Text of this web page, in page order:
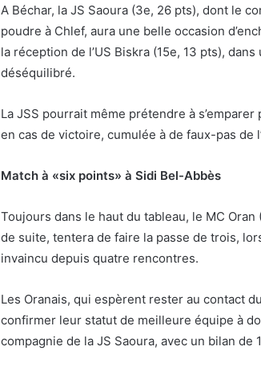
A Béchar, la JS Saoura (3e, 26 pts), dont le
poudre à Chlef, aura une belle occasion
la réception de l’US Biskra (15e, 13 pts),
déséquilibré.
La JSS pourrait même prétendre à
en cas de victoire, cumulée à de faux-pas de
Match à «six points» à Sidi Bel-Abbès
Toujours dans le haut du tableau, le MC
de suite, tentera de faire la passe de trois,
invaincu depuis quatre rencontres.
Les Oranais, qui espèrent rester au contact
confirmer leur statut de meilleure équipe à
compagnie de la JS Saoura, avec un bilan de